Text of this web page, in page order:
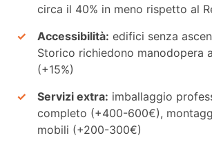
circa il 40% in meno rispetto al
Accessibilità: edifici senza
Storico richiedono manodopera
(+15%)
Servizi extra: imballaggio
completo (+400-600€),
mobili (+200-300€)